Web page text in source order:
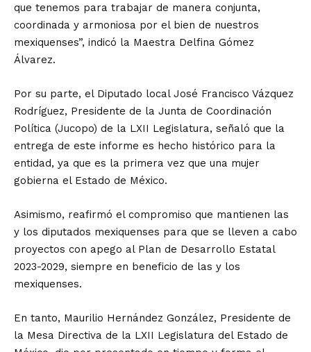
que tenemos para trabajar de manera conjunta,
coordinada y armoniosa por el bien de nuestros
mexiquenses”, indicó la Maestra Delfina Gómez
Álvarez.
Por su parte, el Diputado local José Francisco Vázquez
Rodríguez, Presidente de la Junta de Coordinación
Política (Jucopo) de la LXII Legislatura, señaló que la
entrega de este informe es hecho histórico para la
entidad, ya que es la primera vez que una mujer
gobierna el Estado de México.
Asimismo, reafirmó el compromiso que mantienen las
y los diputados mexiquenses para que se lleven a cabo
proyectos con apego al Plan de Desarrollo Estatal
2023-2029, siempre en beneficio de las y los
mexiquenses.
En tanto, Maurilio Hernández González, Presidente de
la Mesa Directiva de la LXII Legislatura del Estado de